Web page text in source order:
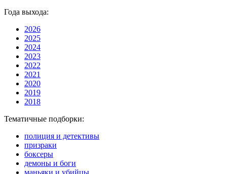
Года выхода:
2026
2025
2024
2023
2022
2021
2020
2019
2018
Тематичные подборки:
полиция и детективы
призраки
боксеры
демоны и боги